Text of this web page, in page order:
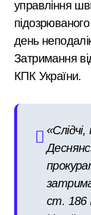
управління
день
Затримання
КПК України.
ст. 186